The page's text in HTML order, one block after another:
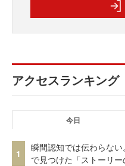
アクセスランキング
今日
1
瞬間認知では伝わらな
で見つけた「ストーリー